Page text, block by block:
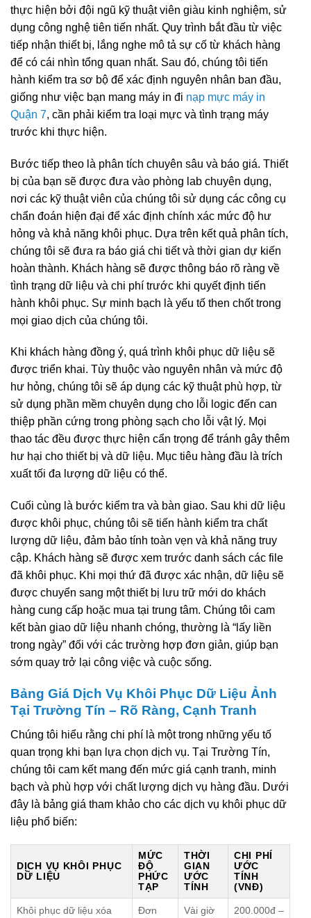
thực hiện bởi đội ngũ kỹ thuật viên giàu kinh nghiệm, sử
dụng công nghệ tiên tiến nhất. Quy trình bắt đầu từ việc
tiếp nhận thiết bị, lắng nghe mô tả sự cố từ khách hàng
để có cái nhìn tổng quan nhất. Sau đó, chúng tôi tiến
hành kiểm tra sơ bộ để xác định nguyên nhân ban đầu,
giống như việc bạn mang máy in đi nạp mực máy in
Quận 7, cần phải kiểm tra loại mực và tình trạng máy
trước khi thực hiện.
Bước tiếp theo là phân tích chuyên sâu và báo giá. Thiết
bị của bạn sẽ được đưa vào phòng lab chuyên dụng,
nơi các kỹ thuật viên của chúng tôi sử dụng các công cụ
chẩn đoán hiện đại để xác định chính xác mức độ hư
hỏng và khả năng khôi phục. Dựa trên kết quả phân tích,
chúng tôi sẽ đưa ra báo giá chi tiết và thời gian dự kiến
hoàn thành. Khách hàng sẽ được thông báo rõ ràng về
tình trạng dữ liệu và chi phí trước khi quyết định tiến
hành khôi phục. Sự minh bạch là yếu tố then chốt trong
mọi giao dịch của chúng tôi.
Khi khách hàng đồng ý, quá trình khôi phục dữ liệu sẽ
được triển khai. Tùy thuộc vào nguyên nhân và mức độ
hư hỏng, chúng tôi sẽ áp dụng các kỹ thuật phù hợp, từ
sử dụng phần mềm chuyên dụng cho lỗi logic đến can
thiệp phần cứng trong phòng sạch cho lỗi vật lý. Mọi
thao tác đều được thực hiện cẩn trọng để tránh gây thêm
hư hại cho thiết bị và dữ liệu. Mục tiêu hàng đầu là trích
xuất tối đa lượng dữ liệu có thể.
Cuối cùng là bước kiểm tra và bàn giao. Sau khi dữ liệu
được khôi phục, chúng tôi sẽ tiến hành kiểm tra chất
lượng dữ liệu, đảm bảo tính toàn vẹn và khả năng truy
cập. Khách hàng sẽ được xem trước danh sách các file
đã khôi phục. Khi mọi thứ đã được xác nhận, dữ liệu sẽ
được chuyển sang một thiết bị lưu trữ mới do khách
hàng cung cấp hoặc mua tại trung tâm. Chúng tôi cam
kết bàn giao dữ liệu nhanh chóng, thường là “lấy liền
trong ngày” đối với các trường hợp đơn giản, giúp bạn
sớm quay trở lại công việc và cuộc sống.
Bảng Giá Dịch Vụ Khôi Phục Dữ Liệu Ảnh
Tại Trường Tín – Rõ Ràng, Cạnh Tranh
Chúng tôi hiểu rằng chi phí là một trong những yếu tố
quan trọng khi bạn lựa chọn dịch vụ. Tại Trường Tín,
chúng tôi cam kết mang đến mức giá cạnh tranh, minh
bạch và phù hợp với chất lượng dịch vụ hàng đầu. Dưới
đây là bảng giá tham khảo cho các dịch vụ khôi phục dữ
liệu phổ biến:
DỊCH VỤ KHÔI PHỤC
DỮ LIỆU
MỨC
ĐỘ
PHỨC
TẠP
THỜI
GIAN
ƯỚC
TÍNH
CHI PHÍ
ƯỚC
TÍNH
(VNĐ)
Khôi phục dữ liệu xóa
Đơn
Vài giờ
200.000đ –